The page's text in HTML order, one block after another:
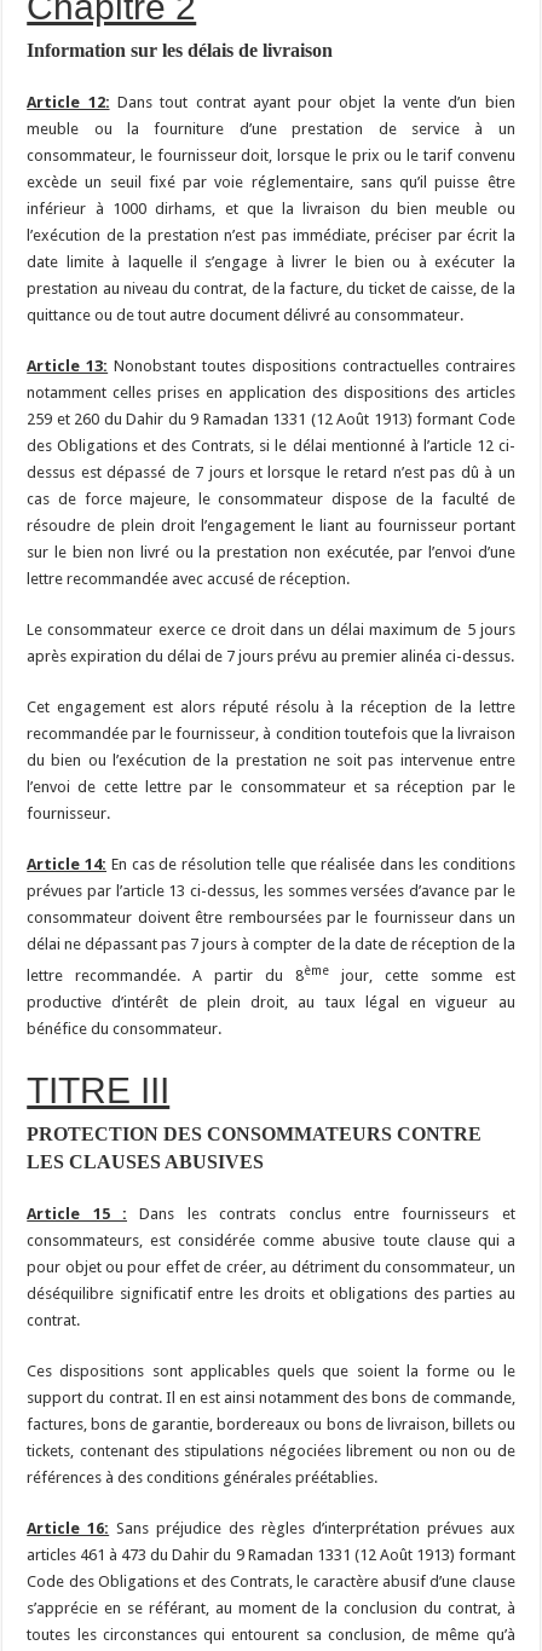
Information sur les délais de livraison
Article 12: Dans tout contrat ayant pour objet la vente d’un bien
meuble ou la fourniture d’une prestation de service à un
consommateur, le fournisseur doit, lorsque le prix ou le tarif convenu
excède un seuil fixé par voie réglementaire, sans qu’il puisse être
inférieur à 1000 dirhams, et que la livraison du bien meuble ou
l’exécution de la prestation n’est pas immédiate, préciser par écrit la
date limite à laquelle il s’engage à livrer le bien ou à exécuter la
prestation au niveau du contrat, de la facture, du ticket de caisse, de la
quittance ou de tout autre document délivré au consommateur.
Article 13: Nonobstant toutes dispositions contractuelles contraires
notamment celles prises en application des dispositions des articles
259 et 260 du Dahir du 9 Ramadan 1331 (12 Août 1913) formant Code
des Obligations et des Contrats, si le délai mentionné à l’article 12 ci-
dessus est dépassé de 7 jours et lorsque le retard n’est pas dû à un
cas de force majeure, le consommateur dispose de la faculté de
résoudre de plein droit l’engagement le liant au fournisseur portant
sur le bien non livré ou la prestation non exécutée, par l’envoi d’une
lettre recommandée avec accusé de réception.
Le consommateur exerce ce droit dans un délai maximum de 5 jours
après expiration du délai de 7 jours prévu au premier alinéa ci-dessus.
Cet engagement est alors réputé résolu à la réception de la lettre
recommandée par le fournisseur, à condition toutefois que la livraison
du bien ou l’exécution de la prestation ne soit pas intervenue entre
l’envoi de cette lettre par le consommateur et sa réception par le
fournisseur.
Article 14: En cas de résolution telle que réalisée dans les conditions
prévues par l’article 13 ci-dessus, les sommes versées d’avance par le
consommateur doivent être remboursées par le fournisseur dans un
délai ne dépassant pas 7 jours à compter de la date de réception de la
lettre recommandée. A partir du 8èmejour, cette somme est
productive d’intérêt de plein droit, au taux légal en vigueur au
bénéfice du consommateur.
TITRE III
PROTECTION DES CONSOMMATEURS CONTRE
LES CLAUSES ABUSIVES
Article 15 :
Dans les contrats conclus entre fournisseurs et
consommateurs, est considérée comme abusive toute clause qui a
pour objet ou pour effet de créer, au détriment du consommateur, un
déséquilibre significatif entre les droits et obligations des parties au
contrat.
Ces dispositions sont applicables quels que soient la forme ou le
support du contrat. Il en est ainsi notamment des bons de commande,
factures, bons de garantie, bordereaux ou bons de livraison, billets ou
tickets, contenant des stipulations négociées librement ou non ou de
références à des conditions générales préétablies.
Article 16: Sans préjudice des règles d’interprétation prévues aux
articles 461 à 473 du Dahir du 9 Ramadan 1331 (12 Août 1913) formant
Code des Obligations et des Contrats, le caractère abusif d’une clause
s’apprécie en se référant, au moment de la conclusion du contrat, à
toutes les circonstances qui entourent sa conclusion, de même qu’à